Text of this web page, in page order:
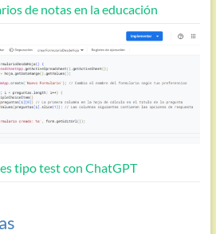
de notas en la educación
tipo test con ChatGPT